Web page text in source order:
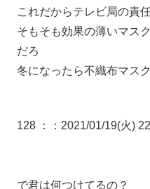
これだからテレビ局の責
そもそも効果の薄いマス
だろ
冬になったら不織布マス
128 ： ：2021/01/19(火)
で君は何つけてるの？